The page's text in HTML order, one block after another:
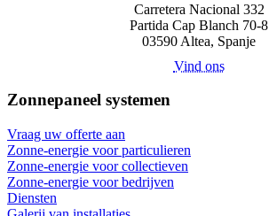
Carretera Nacional 332
Partida Cap Blanch 70-8
03590 Altea, Spanje
Vind ons
Zonnepaneel systemen
Vraag uw offerte aan
Zonne-energie voor particulieren
Zonne-energie voor collectieven
Zonne-energie voor bedrijven
Diensten